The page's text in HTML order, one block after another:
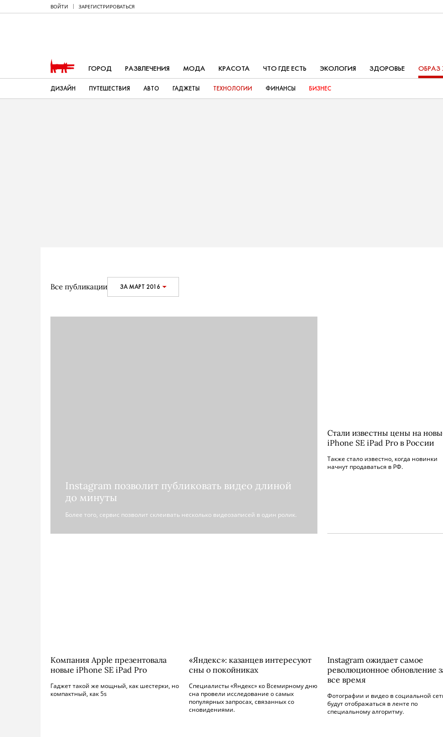
ВОЙТИ ЗАРЕГИСТРИРОВАТЬСЯ
ГОРОД РАЗВЛЕЧЕНИЯ МОДА КРАСОТА ЧТО ГДЕ ЕСТЬ ЭКОЛОГИЯ ЗДОРОВЬЕ
ДИЗАЙН ПУТЕШЕСТВИЯ АВТО ГАДЖЕТЫ ТЕХНОЛОГИИ ФИНАНСЫ БИЗНЕС
Все публикации ЗА МАРТ 2016
Instagram позволит публиковать видео длиной
до минуты
Более того, сервис позволит склеивать несколько видеозаписей в один ролик.
Стали известны цены на
iPhone SE iPad Pro в России
Также стало известно, когда новинки
начнут продаваться в РФ.
Компания Apple презентовала
новые iPhone SE iPad Pro
Гаджет такой же мощный, как шестерки, но
компактный, как 5s
«Яндекс»: казанцев интересуют
сны о покойниках
Специалисты «Яндекс» ко Всемирному дню
сна провели исследование о самых
популярных запросах, связанных со
сновидениями.
Instagram ожидает самое
революционное обновление
все время
Фотографии и видео в социальной
будут отображаться в ленте по
специальному алгоритму.